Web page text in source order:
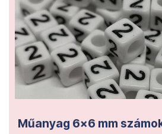
Műanyag 6x6 mm